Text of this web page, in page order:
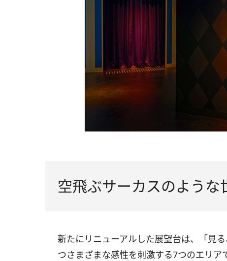
空飛ぶサーカスのような
新たにリニューアルした展望台は、「見
つさまざまな感性を刺激する7つのエリ